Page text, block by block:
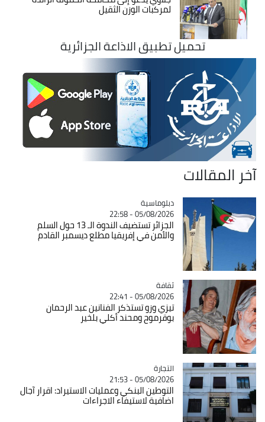
لمركبات الوزن الثقيل
تحميل تطبيق الاذاعة الجزائرية
آخر المقالات
Catégorie
دبلوماسية
05/08/2026 - 22:58
الجزائر تستضيف الندوة الـ 13 حول السلم
والأمن في إفريقيا مطلع ديسمبر القادم
Catégorie
ثقافة
05/08/2026 - 22:41
تيزي وزو تستذكر الفنانين عبد الرحمان
بوقرموح ومحند أكلي بلخير
Catégorie
التجارة
05/08/2026 - 21:53
التوطين البنكي وعمليات الاستيراد: اقرار آجال
اضافية لاستيفاء الاجراءات